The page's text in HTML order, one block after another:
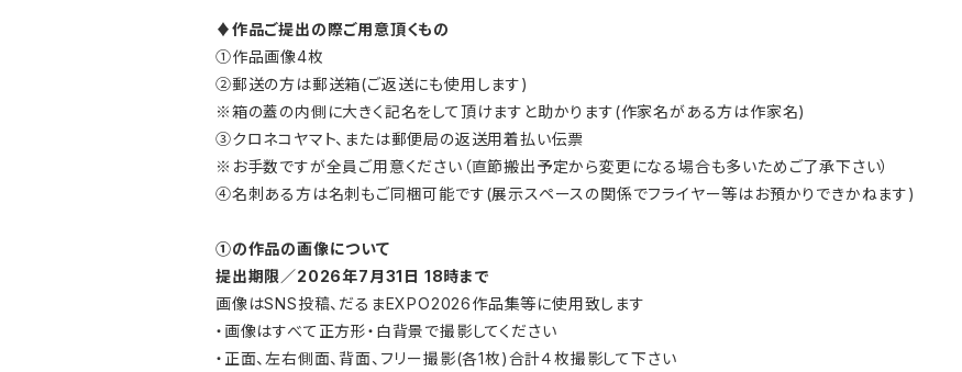
♦作品ご提出の際ご用意頂くもの
①作品画像4枚
➁郵送の方は郵送箱(ご返送にも使用します)
※箱の蓋の内側に大きく記名をして頂けますと助かります(作家名がある方は作家名)
③クロネコヤマト、または郵便局の返送用着払い伝票
※お手数ですが全員ご用意ください（直節搬出予定から変更になる場合も多いためご了承下さい）
④名刺ある方は名刺もご同梱可能です(展示スペースの関係でフライヤー等はお預かりできかねます)
①の作品の画像について
提出期限／2026年7月31日 18時まで
画像はSNS投稿、だるまEXPO2026作品集等に使用致します
・画像はすべて正方形・白背景で撮影してください
・正面、左右側面、背面、フリー撮影(各1枚)合計４枚撮影して下さい